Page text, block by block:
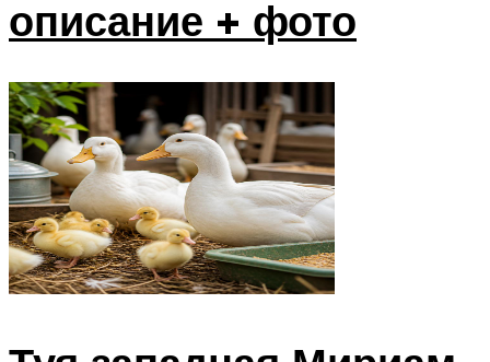
описание + фото